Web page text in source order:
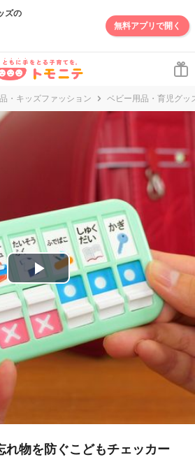
ズの
無料アプリで開く
・キッズファッション ベビー用品・育児グッ
P
l
a
i
れ物を防ぐこどもチェッカー
イト | トモニテ